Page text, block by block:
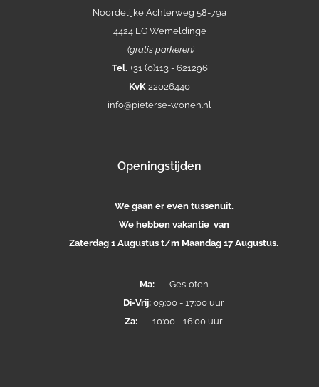
Noordelijke Achterweg 58-79a
4424 EG Wemeldinge
(gratis parkeren)
Tel. +31 (0)113 - 621296
KvK 22026440
info@pieterse-wonen.nl
Openingstijden
We gaan er even tussenuit.
We hebben vakantie van
Zaterdag 1 Augustus t/m Maandag 17 Augustus.
Ma: Gesloten
Di-Vrij:09:00 - 17:00 uur
Za: 10:00 - 16:00 uur